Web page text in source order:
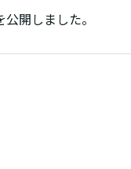
開しました。